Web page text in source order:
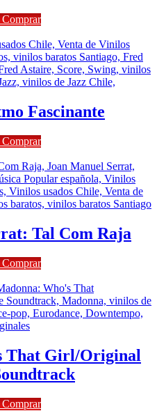
Fascinante
Tal Com Raja
That Girl/Original